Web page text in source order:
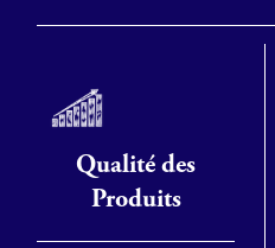
Qualité des
Produits